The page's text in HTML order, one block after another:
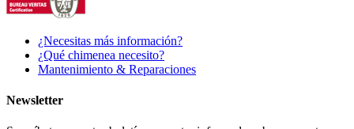
¿Necesitas más información?
¿Qué chimenea necesito?
Mantenimiento & Reparaciones
Newsletter